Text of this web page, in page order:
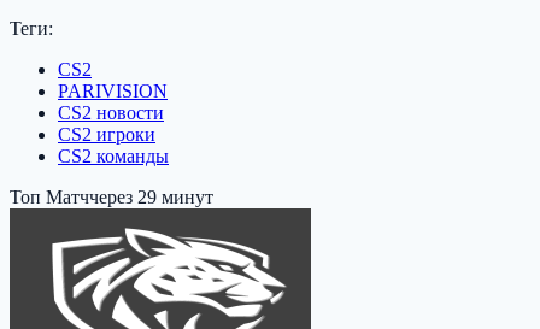
Теги:
CS2
PARIVISION
CS2 новости
CS2 игроки
CS2 команды
Топ Матччерез 29 минут